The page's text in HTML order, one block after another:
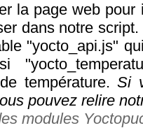
la page web pour
dans notre
"yocto_api.js"
température.Si
pouvez relire
modules